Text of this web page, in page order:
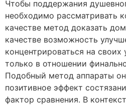
Чтобы поддержания
необходимо рассматривать
качестве метод доказать
качестве возможность
концентрироваться на своих
только в отношении
Подобный метод аппараты
позитивное эффект
фактор сравнения. В